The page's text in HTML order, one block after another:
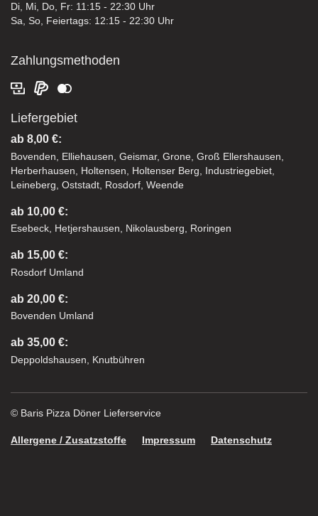
Di, Mi, Do, Fr: 11:15 - 22:30 Uhr
Sa, So, Feiertags: 12:15 - 22:30 Uhr
Zahlungsmethoden
Liefergebiet
ab 8,00 €:
Bovenden, Elliehausen, Geismar, Grone, Groß Ellershausen,
Herberhausen, Holtensen, Holtenser Berg, Industriegebiet,
Leineberg, Oststadt, Rosdorf, Weende
ab 10,00 €:
Esebeck, Hetjershausen, Nikolausberg, Roringen
ab 15,00 €:
Rosdorf Umland
ab 20,00 €:
Bovenden Umland
ab 35,00 €:
Deppoldshausen, Knutbühren
© Baris Pizza Döner Lieferservice
Allergene / Zusatzstoffe Impressum Datenschutz